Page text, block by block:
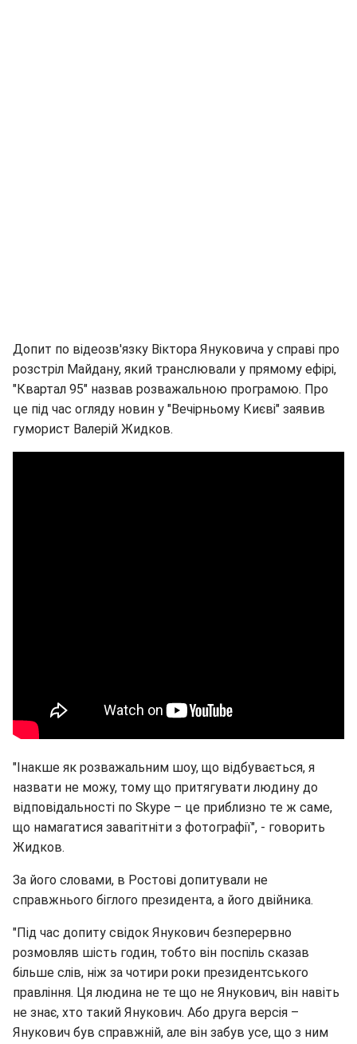
Допит по відеозв'язку Віктора Януковича у справі про
розстріл Майдану, який транслювали у прямому ефірі,
"Квартал 95" назвав розважальною програмою. Про
це під час огляду новин у "Вечірньому Києві" заявив
гуморист Валерій Жидков.
"Інакше як розважальним шоу, що відбувається, я
назвати не можу, тому що притягувати людину до
відповідальності по Skype – це приблизно те ж саме,
що намагатися завагітніти з фотографії", - говорить
Жидков.
За його словами, в Ростові допитували не
справжнього біглого президента, а його двійника.
"Під час допиту свідок Янукович безперервно
розмовляв шість годин, тобто він поспіль сказав
більше слів, ніж за чотири роки президентського
правління. Ця людина не те що не Янукович, він навіть
не знає, хто такий Янукович. Або друга версія –
Янукович був справжній, але він забув усе, що з ним